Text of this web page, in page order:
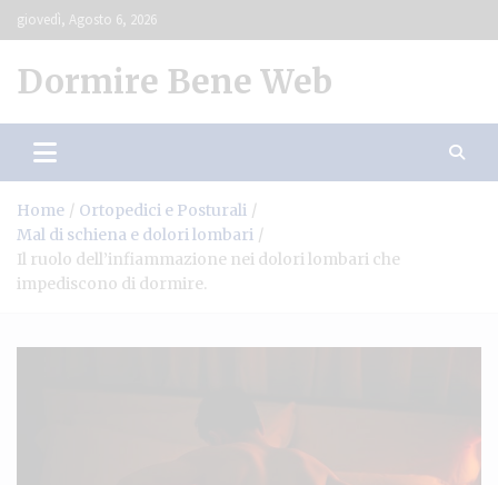
to
giovedì, Agosto 6, 2026
Dormire Bene Web
Home
Ortopedici e Posturali
Mal di schiena e dolori lombari
Il ruolo dell’infiammazione nei dolori lombari che
impediscono di dormire.